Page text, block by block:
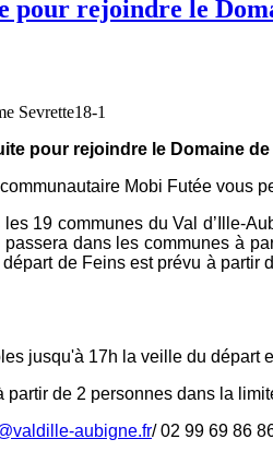
pour rejoindre le
pour rejoindre le Domaine
Mobi Futée vous
19 communes du Val d’Ille-
dans les communes à
de Feins est prévu à
jusqu'à 17h la veille du
partir de 2 personnes dans la
aubigne.fr/ 02 99 69 86